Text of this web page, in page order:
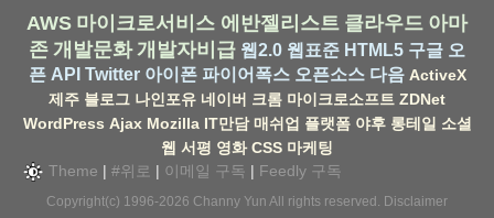
AWS 마이크로서비스 에반젤리스트 클라우드 아마
존 개발문화 개발자비급 웹2.0 웹표준 HTML5 구글 오
픈 API Twitter 아이폰 파이어폭스 오픈소스 다음 ActiveX
제주 블로그 나인포유 네이버 크롬 마이크로소프트 ZDNet
WordPress Ajax Mozilla IT만담 매쉬업 플랫폼 야후 롱테일 소셜
웹 서평 영화 CSS 마케팅
Theme | #위로 | 이메일 구독 | Feedly 구독
Copyright(c) 1996-2026 Channy Yun All rights reserved. Disclaimer